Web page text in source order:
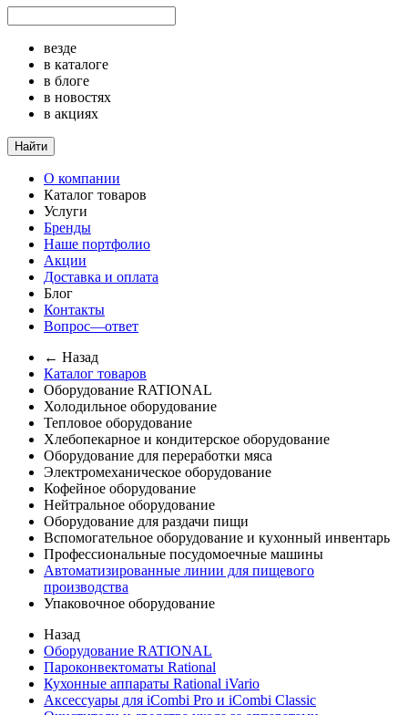
везде
в каталоге
в блоге
в новостях
в акциях
Найти
О компании
Каталог товаров
Услуги
Бренды
Наше портфолио
Акции
Доставка и оплата
Блог
Контакты
Вопрос—ответ
← Назад
Каталог товаров
Оборудование RATIONAL
Холодильное оборудование
Тепловое оборудование
Хлебопекарное и кондитерское оборудование
Оборудование для переработки мяса
Электромеханическое оборудование
Кофейное оборудование
Нейтральное оборудование
Оборудование для раздачи пищи
Вспомогательное оборудование и кухонный инвентарь
Профессиональные посудомоечные машины
Автоматизированные линии для пищевого
производства
Упаковочное оборудование
Назад
Оборудование RATIONAL
Пароконвектоматы Rational
Кухонные аппараты Rational iVario
Аксессуары для iCombi Pro и iCombi Classic